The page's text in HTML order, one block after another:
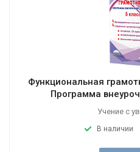
Функциональная
Программа
Учение с
В наличии